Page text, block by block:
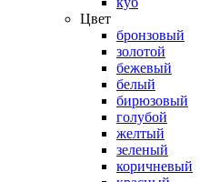
Цвет
бронзовый
золотой
бежевый
белый
бирюзовый
голубой
желтый
зеленый
коричневый